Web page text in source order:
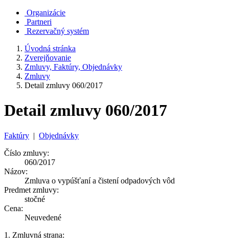
Organizácie
Partneri
Rezervačný systém
Úvodná stránka
Zverejňovanie
Zmluvy, Faktúry, Objednávky
Zmluvy
Detail zmluvy 060/2017
Detail zmluvy 060/2017
Faktúry | Objednávky
Číslo zmluvy:
060/2017
Názov:
Zmluva o vypúšťaní a čistení odpadových vôd
Predmet zmluvy:
stočné
Cena:
Neuvedené
1. Zmluvná strana: